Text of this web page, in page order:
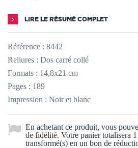
LIRE LE RÉSUMÉ COMPLET
Référence : 8442
Reliures : Dos carré collé
Formats : 14,8x21 cm
Pages : 189
Impression : Noir et blanc
En achetant ce produit, vous
de fidélité. Votre panier totalisera 1
transformé(s) en un bon de